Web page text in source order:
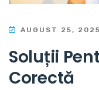
AUGUST 25, 2025
Soluții
Corectă